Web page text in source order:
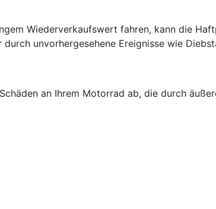
Wiederverkaufswert fahren, kann die
unvorhergesehene Ereignisse wie
an Ihrem Motorrad ab, die durch